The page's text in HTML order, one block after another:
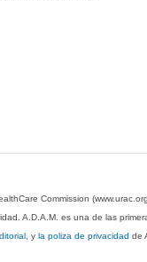
Commission
A.D.A.M. es una de las
, yla poliza de privacidad de